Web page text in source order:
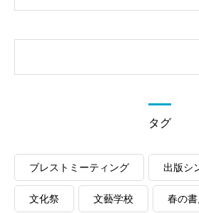
タグ
ブレストミーティング 出版シ
文化祭 文藝学校 春の